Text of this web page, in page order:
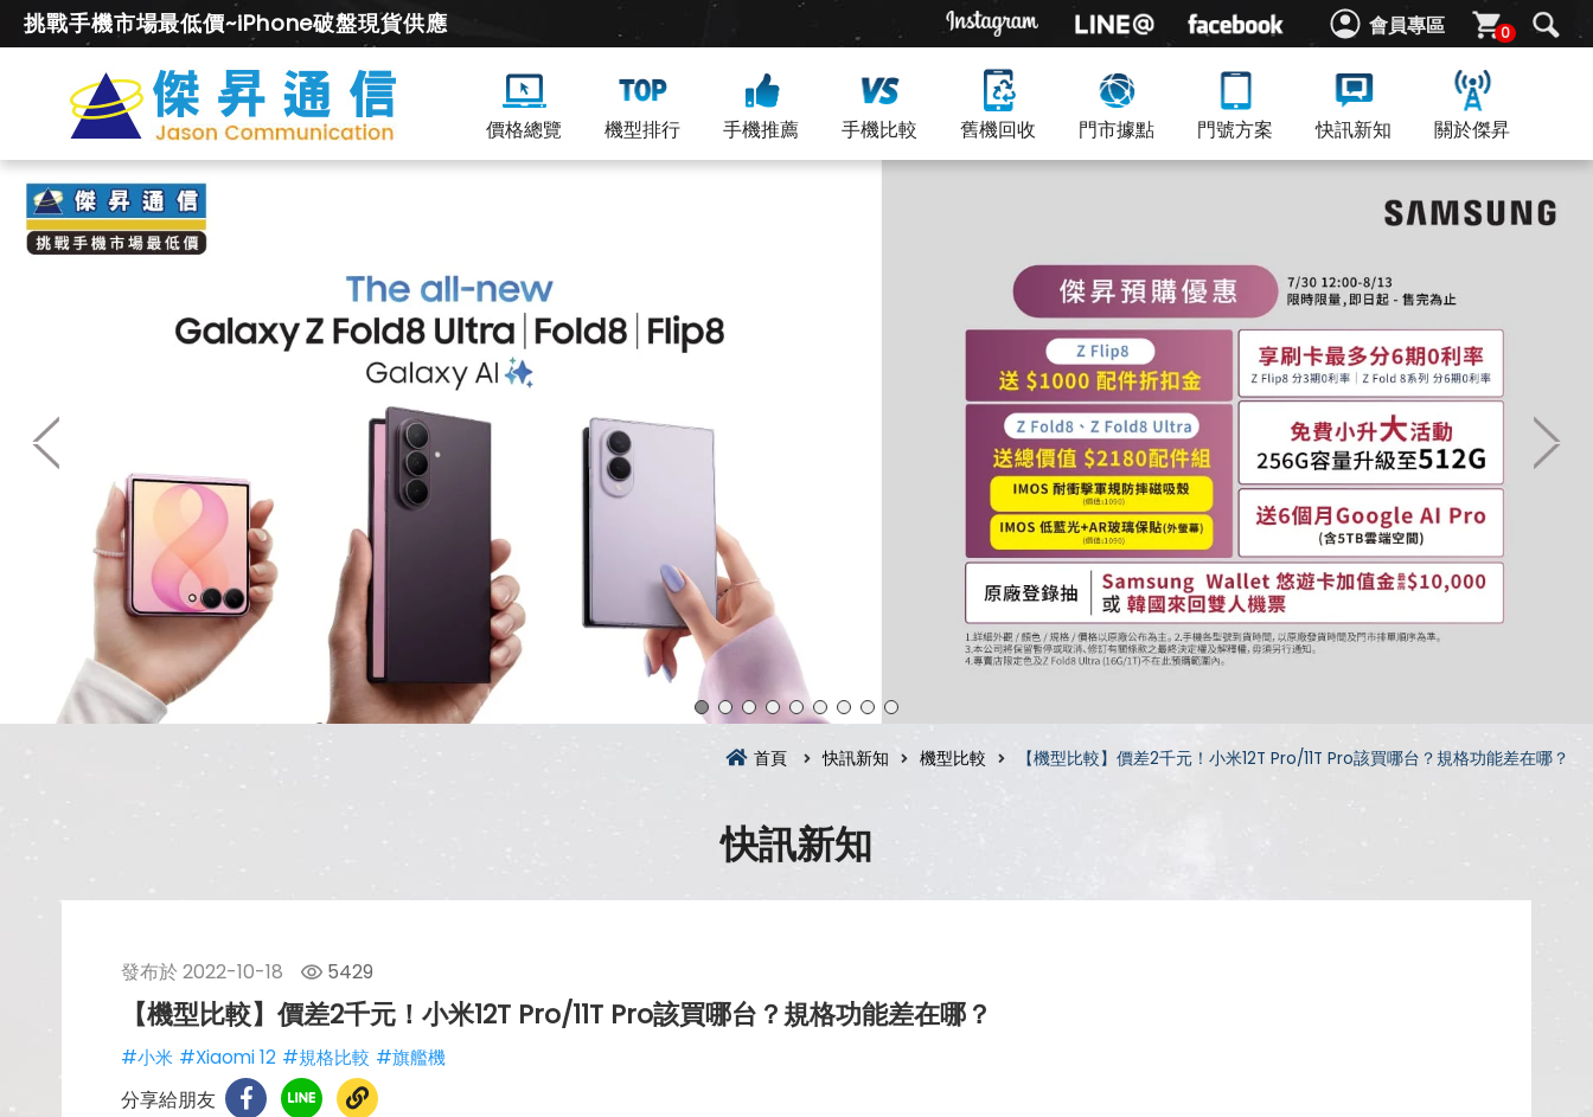
會員專區 0
挑戰手機市場最低價~iPhone破盤現貨供應
價格總覽 機型排行 手機推薦 手機比較 舊機回收 門市據點 門號方案 快訊新知 關於傑昇
首頁 快訊新知 機型比較 【機型比較】價差2千元！小米12T Pro/11T Pro該買哪台？規格功能差在哪？
快訊新知
發布於 2022-10-18 5429
【機型比較】價差2千元！小米12T Pro/11T Pro該買哪台？規格功能差在哪？
#小米 #Xiaomi 12 #規格比較 #旗艦機
分享給朋友